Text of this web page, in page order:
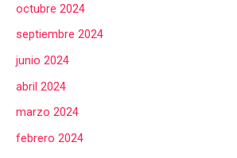
octubre 2024
septiembre 2024
junio 2024
abril 2024
marzo 2024
febrero 2024